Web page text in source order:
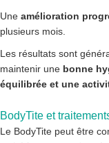
Une amélioration
plusieurs mois.
Les résultats sont
maintenir une bonne
équilibrée et une
BodyTite et
Le BodyTite peut être